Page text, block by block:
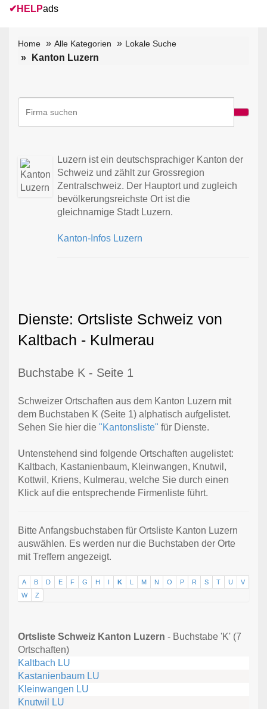
✔ HELPads
Home Alle Kategorien Lokale Suche
Kanton Luzern
Luzern ist ein deutschsprachiger Kanton der
Schweiz und zählt zur Grossregion
Zentralschweiz. Der Hauptort und zugleich
bevölkerungsreichste Ort ist die
gleichnamige Stadt Luzern.
Kanton-Infos Luzern
Dienste: Ortsliste Schweiz von
Kaltbach - Kulmerau
Buchstabe K - Seite 1
Schweizer Ortschaften aus dem Kanton Luzern mit
dem Buchstaben K (Seite 1) alphatisch aufgelistet.
Sehen Sie hier die "Kantonsliste" für Dienste.
Untenstehend sind folgende Ortschaften augelistet:
Kaltbach, Kastanienbaum, Kleinwangen, Knutwil,
Kottwil, Kriens, Kulmerau, welche Sie durch einen
Klick auf die entsprechende Firmenliste führt.
Bitte Anfangsbuchstaben für Ortsliste Kanton Luzern
auswählen. Es werden nur die Buchstaben der Orte
mit Treffern angezeigt.
A B D E F G H I K L M N O P R S T U
V
W
Z
Ortsliste Schweiz Kanton Luzern - Buchstabe 'K' (7
Ortschaften)
Kaltbach LU
Kastanienbaum LU
Kleinwangen LU
Knutwil LU